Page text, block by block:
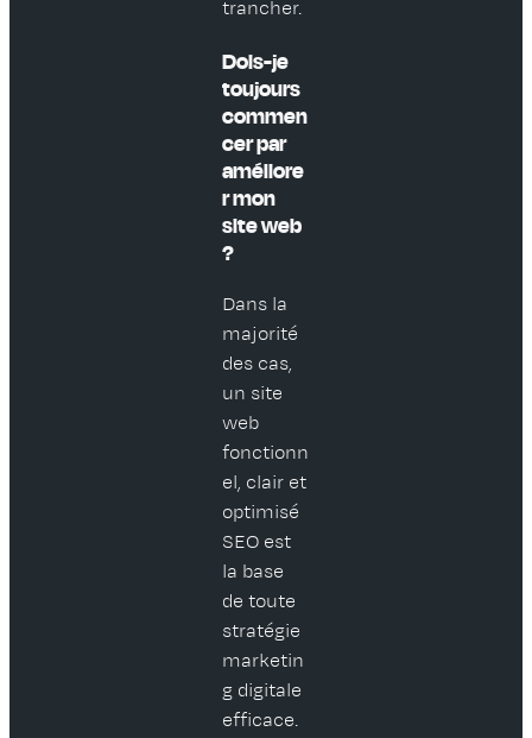
trancher.
Dois-je
toujours
commen
cer par
améliore
r mon
site web
?
Dans la
majorité
des cas,
un site
web
fonctionn
el, clair et
optimisé
SEO est
la base
de toute
stratégie
marketin
g digitale
efficace.